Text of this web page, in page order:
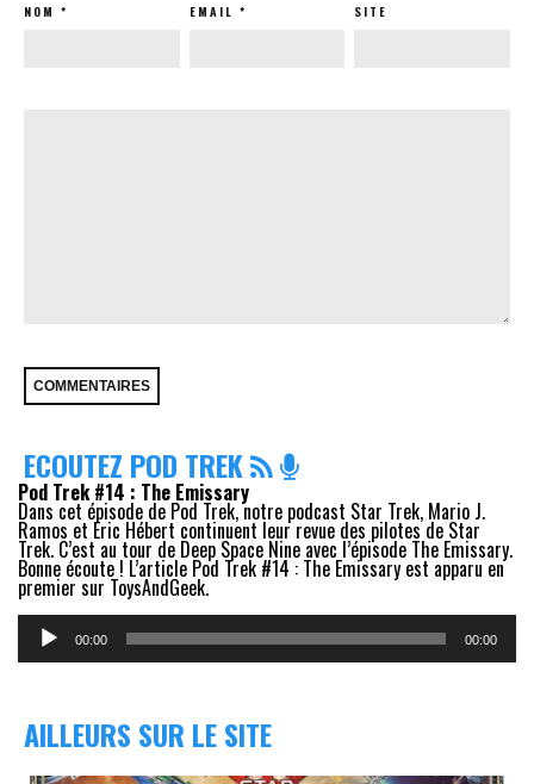
NOM * EMAIL * SITE
ECOUTEZ POD TREK
Pod Trek #14 : The Emissary
Dans cet épisode de Pod Trek, notre podcast Star Trek, Mario J.
Ramos et Eric Hébert continuent leur revue des pilotes de Star
Trek. C’est au tour de Deep Space Nine avec l’épisode The Emissary.
Bonne écoute ! L’article Pod Trek #14 : The Emissary est apparu en
premier sur ToysAndGeek.
Lecteur
audio 00:00 00:00
AILLEURS SUR LE SITE